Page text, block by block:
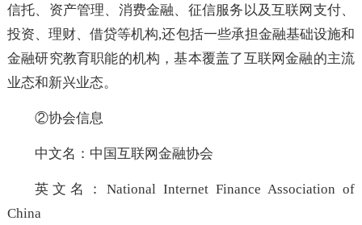
协会单位会员包括银行、证券、保险、基金、期货
信托、资产管理、消费金融、征信服务以及互联网支付
投资、理财、借贷等机构,还包括一些承担金融基础设施
业态和新兴业态。